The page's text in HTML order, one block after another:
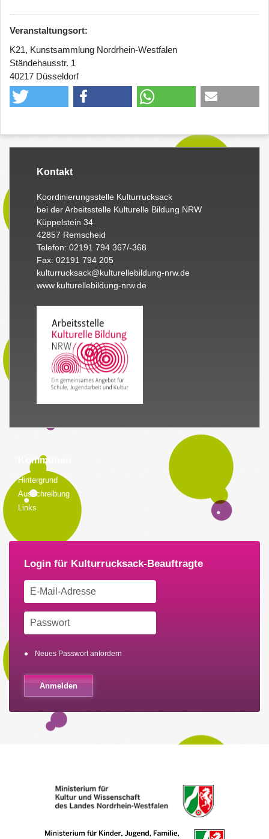
Veranstaltungsort:
K21, Kunstsammlung Nordrhein-Westfalen
Ständehausstr. 1
40217 Düsseldorf
Kontakt
Koordinierungsstelle Kulturrucksack
bei der Arbeitsstelle Kulturelle Bildung NRW
Küppelstein 34
42857 Remscheid
Telefon: 02191 794 367/-368
Fax: 02191 794 205
kulturrucksack@kulturellebildung-nrw.de
www.kulturellebildung-nrw.de
Kommunen
Hintergrund
Ausschreibung
Links
Neues Passwort anfordern